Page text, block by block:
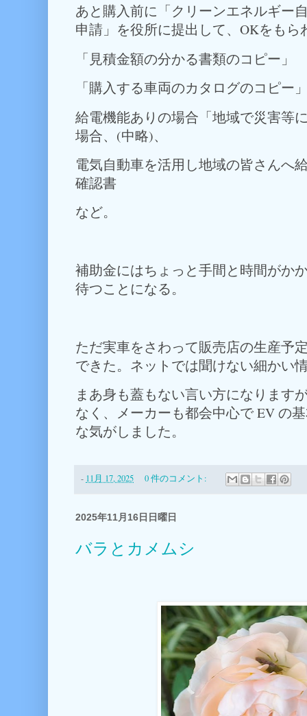
あと購入前に「クリーンエネルギー
申請」を役所に提出して、OKをもら
「見積金額の分かる書類のコピー」
「購入する車両のカタログのコピー
給電機能ありの場合「地域で災害等
場合、(中略)、
電気自動車を活用し地域の皆さんへ
確認書
など。
補助金にはちょっと手間と時間がか
待つことになる。
ただ実車をさわって販売店の生産予
できた。ネットでは聞けない細かい
まあ身も蓋もない言い方になります
なく、メーカーも都会中心で EV の
な気がしました。
- 11月 17, 2025 0 件のコメント:
2025年11月16日日曜日
バラとカメムシ